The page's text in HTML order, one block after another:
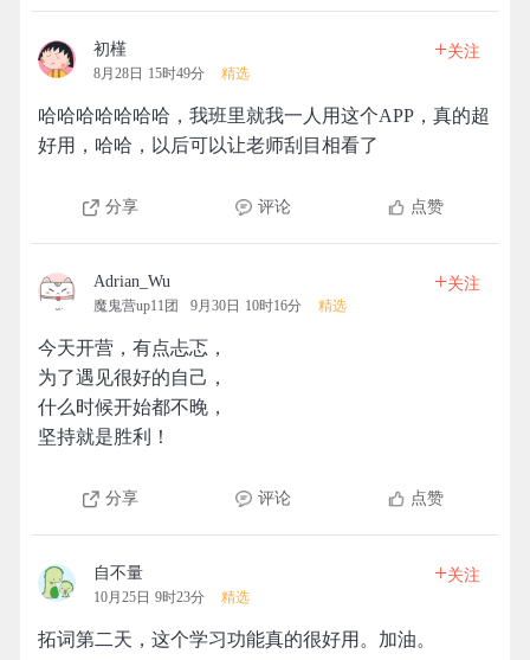
初槿
8月28日 15时49分 精选
+关注
哈哈哈哈哈哈哈，我班里就我一人用这个APP，真的超
好用，哈哈，以后可以让老师刮目相看了
分享 评论 点赞
Adrian_Wu
魔鬼营up11团 9月30日 10时16分 精选
+关注
今天开营，有点忐忑，
为了遇见很好的自己，
什么时候开始都不晚，
坚持就是胜利！
分享 评论 点赞
自不量
10月25日 9时23分 精选
+关注
拓词第二天，这个学习功能真的很好用。加油。